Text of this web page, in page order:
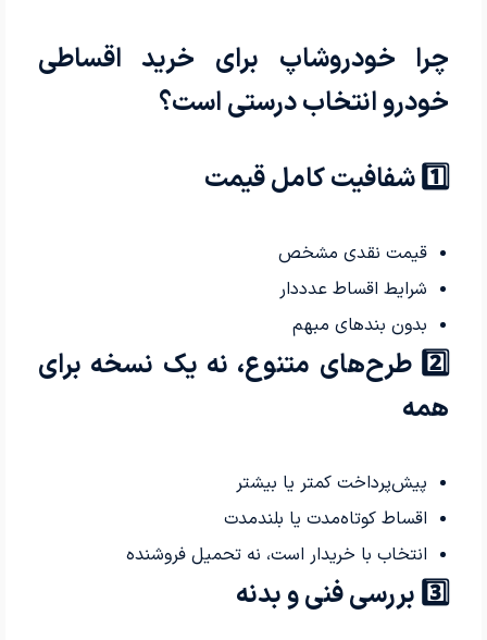
چرا خودروشاپ برای خرید اقساطی
خودرو انتخاب درستی است؟
1️⃣ شفافیت کامل قیمت
قیمت نقدی مشخص
شرایط اقساط عدددار
بدون بندهای مبهم
2️⃣ طرح‌های متنوع، نه یک نسخه برای
همه
پیش‌پرداخت کمتر یا بیشتر
اقساط کوتاه‌مدت یا بلندمدت
انتخاب با خریدار است، نه تحمیل فروشنده
3️⃣ بررسی فنی و بدنه